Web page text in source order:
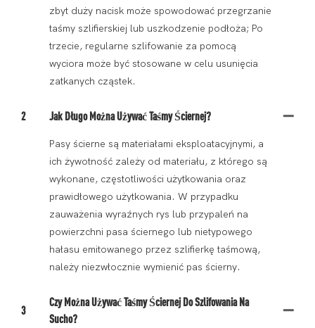
zbyt duży nacisk może spowodować przegrzanie
taśmy szlifierskiej lub uszkodzenie podłoża; Po
trzecie, regularne szlifowanie za pomocą
wyciora może być stosowane w celu usunięcia
zatkanych cząstek.
2 Jak Długo Można Używać Taśmy Ściernej?
Pasy ścierne są materiałami eksploatacyjnymi, a
ich żywotność zależy od materiału, z którego są
wykonane, częstotliwości użytkowania oraz
prawidłowego użytkowania. W przypadku
zauważenia wyraźnych rys lub przypaleń na
powierzchni pasa ściernego lub nietypowego
hałasu emitowanego przez szlifierkę taśmową,
należy niezwłocznie wymienić pas ścierny.
3
Czy Można Używać Taśmy Ściernej Do Szlifowania Na
Sucho?